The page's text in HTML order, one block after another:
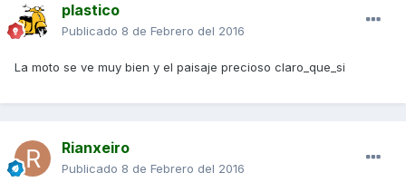
plastico
Publicado 8 de Febrero del 2016
La moto se ve muy bien y el paisaje precioso claro_que_si
Rianxeiro
Publicado 8 de Febrero del 2016